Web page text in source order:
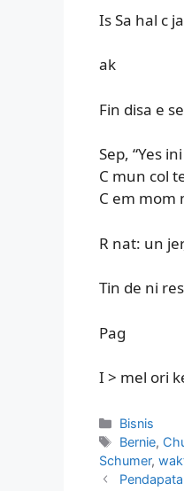
Is Sa hal c
ak
Fin disa e
Sep, “Yes
C mun col
C em mom
R nat: un
Tin de ni
Pag
I > mel ori
Kategori
Bisnis
Tag
Bernie,
Schumer,